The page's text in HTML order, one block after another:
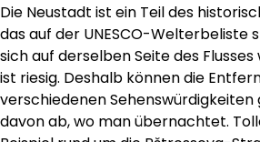
Die Neustadt ist ein Teil des
das auf der UNESCO-Welterbeliste
sich auf derselben Seite des
ist riesig. Deshalb können die
verschiedenen Sehenswürdigkeiten
davon ab, wo man übernachtet.